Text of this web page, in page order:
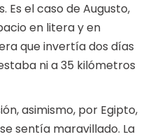
Es el caso de Augusto,
en litera y en
que invertía dos días
ni a 35 kilómetros
asimismo, por Egipto,
sentía maravillado. La